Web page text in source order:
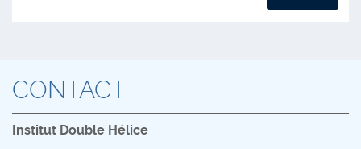
CONTACT
Institut Double Hélice